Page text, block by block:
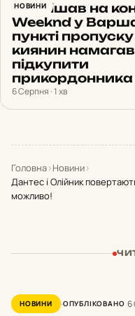
НОВИНИ
Поспішав на
Weeknd у
пункті
киянин
підкупити
прикордонника
6 Серпня · 1 хв
Головна›Новини›
Дантес і Олійник
можливо!
НОВИНИ ОПУБЛІКОВАНО 6